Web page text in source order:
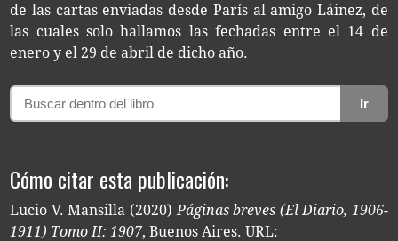
de las car­tas envia­das desde París al amigo Lái­nez, de
las cua­les solo halla­mos las fecha­das entre el 14 de
enero y el 29 de abril de dicho año.
Ir
Cómo citar esta publicación:
Lucio V. Mansilla (2020) Páginas breves (El Diario, 1906-
1911) Tomo II: 1907, Buenos Aires. URL: